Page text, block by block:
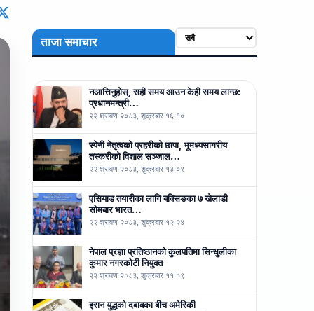
ताजा समाचार
नआत्तिनुहोस्, सही समय आउन केही समय लाग्छ:
प्रधानमन्त्री…
२२ श्रावण २०८३, शुक्रबार १६:१०
स्पेनी नेतृत्वको प्रहरीको छापा, भूमध्यसागरीय
तस्करीको विशाल सञ्जाल…
२२ श्रावण २०८३, शुक्रबार १३:०९
एसियाड तयारीका लागि बक्सिङका ७ खेलाडी
सोमबार भारत…
२२ श्रावण २०८३, शुक्रबार १२:२४
नेपाल प्रज्ञा प्रतिष्ठानको कुलपतिमा सिन्धुलीका
कुमार नगरकोटी नियुक्त
२२ श्रावण २०८३, शुक्रबार ११:०९
इरान युद्धको दबाबका बीच अमेरिकी